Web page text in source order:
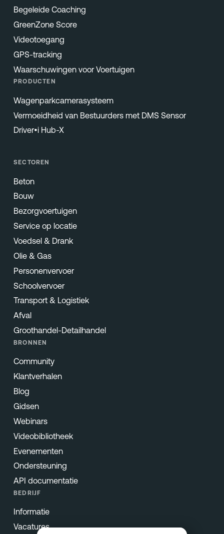
Begeleide Coaching
GreenZone Score
Videotoegang
GPS-tracking
Waarschuwingen voor Voertuigen
PRODUCTEN
Wagenparkcamerasysteem
Vermoeidheid van Bestuurders met DMS Sensor
Driver•i Hub-X
SECTOREN
Beton
Bouw
Bezorgvoertuigen
Service op locatie
Voedsel & Drank
Olie & Gas
Personenvervoer
Schoolvervoer
Transport & Logistiek
Afval
Groothandel-Detailhandel
BRONNEN
Community
Klantverhalen
Blog
Gidsen
Webinars
Videobibliotheek
Evenementen
Ondersteuning
API documentatie
BEDRIJF
Informatie
Vacatures